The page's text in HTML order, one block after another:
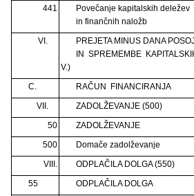
441
Povečanje kapitalskih deležev
in finančnih naložb
VI.
PREJETA MINUS DANA
IN SPREMEMBE
V.)
C.
RAČUN FINANCIRANJA
VII.
ZADOLŽEVANJE (500)
50
ZADOLŽEVANJE
500
Domače zadolževanje
VIII.
ODPLAČILA DOLGA (550)
55
ODPLAČILA DOLGA